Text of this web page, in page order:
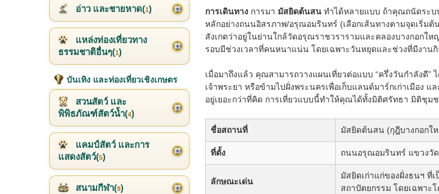
การเดินทาง การมา มัสยิดต้นสนทำได้หลายแบบ ถ้าคุณถนัดระบ
หลักอย่างถนนอิสรภาพ/อรุณอมรินทร์ (เลือกเส้นทางตามจุดเริ่ม
สังเกตว่าอยู่ในย่านใกล้วัดอรุณราชวรารามและคลองบางกอกใ
รอบมีช่วงเวลาที่คนหนาแน่น โดยเฉพาะวันหยุดและช่วงที่มีงานกิ
เมื่อมาถึงแล้ว คุณสามารถวางแผนเที่ยวต่อแบบ “ครึ่งวันกำลังดี
เจ้าพระยา หรือข้ามไปฝั่งพระนครเพื่อเก็บแลนด์มาร์กเก่าเมือง
อยู่เยอะกว่าที่คิด การเที่ยวแบบนี้ทำให้คุณได้ทั้งมิติศรัทธา มิติชุ
ชื่อสถานที่ มัสยิดต้นสน (กุฎีบางกอกใ
ที่ตั้ง ถนนอรุณอมรินทร์ แขวงวั
ลักษณะเด่น
มัสยิดเก่าแก่ของฝั่งธนฯ
สถาปัตยกรรม โดยเฉพาะ
อ่าว และชายหาด(1)
แหล่งท่องเที่ยวทาง
ธรรมชาติอื่นๆ(1)
บันเทิง และท่องเที่ยวเชิงเกษตร
สวนสัตว์ และ
พิพิธภัณฑ์สัตว์น้ำ(4)
แคมป์สัตว์ และการ
แสดงสัตว์(5)
สนามกีฬา(9)